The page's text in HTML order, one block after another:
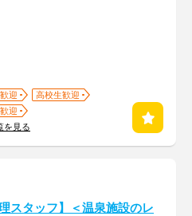
迎
高校生歓迎
迎
を見る
理スタッフ】＜温泉施設のレ